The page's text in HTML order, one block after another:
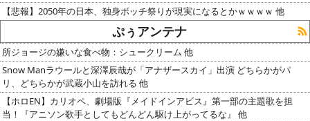
【悲報】2050年の日本、独身ボッチ祭りが現実になるとかｗｗｗｗ 他
ぷぅアンテナ
所ジョージの嫌いな食べ物：シュークリーム 他
Snow Manラウールと深澤辰哉が「アナザースカイ」出演 どちらかがパ
リ、どちらかが武蔵小山を訪れる 他
【ホロEN】カリオペ、劇場版『メイドインアビス』第一部の主題歌を担
当！『アニソン歌手としてもどんどん駆け上がってるな』 他